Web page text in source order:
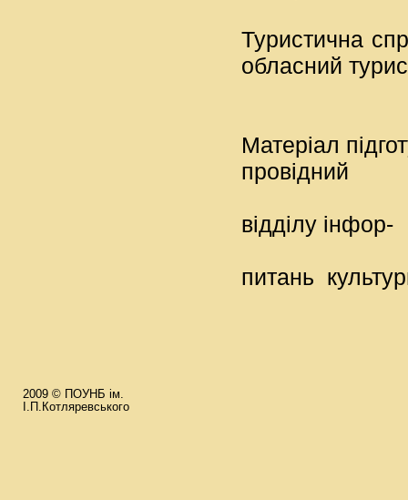
Туристична
обласний
відділу інфор-
питань
2009 © ПОУНБ ім.
І.П.Котляревського